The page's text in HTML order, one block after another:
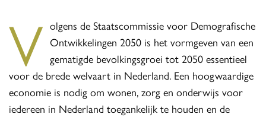
V olgens de Staatscommissie voor Demografische
Ontwikkelingen 2050 is het vormgeven van een
gematigde bevolkingsgroei tot 2050 essentieel
voor de brede welvaart in Nederland. Een hoogwaardige
economie is nodig om wonen, zorg en onderwijs voor
iedereen in Nederland toegankelijk te houden en de